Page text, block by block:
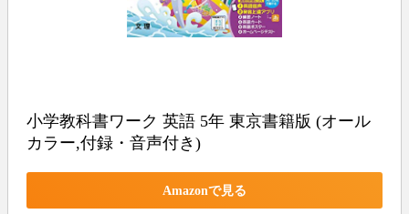
小学教科書ワーク 英語 5年 東京書籍版 (オール
カラー,付録・音声付き)
Amazonで見る